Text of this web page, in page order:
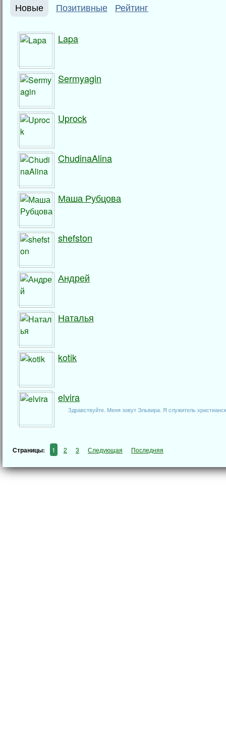
Новые Позитивные Рейтинг
Lapa
Sermyagin
Uprock
ChudinaAlina
Маша Рубцова
shefston
Андрей
Наталья
kotik
elvira
Здравствуйте. Меня зовут Эльвира. Я служитель
Страницы: 1 2 3 Следующая Последняя